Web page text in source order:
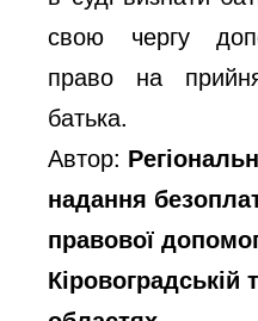
свою чергу
право на
батька.
Автор:
надання
правової
Кіровоградській